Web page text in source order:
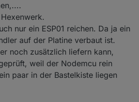
nur ein ESP01 reichen. Da ja ein
auf der Platine verbaut ist.
noch zusätzlich liefern kann,
weil der Nodemcu rein
paar in der Bastelkiste liegen